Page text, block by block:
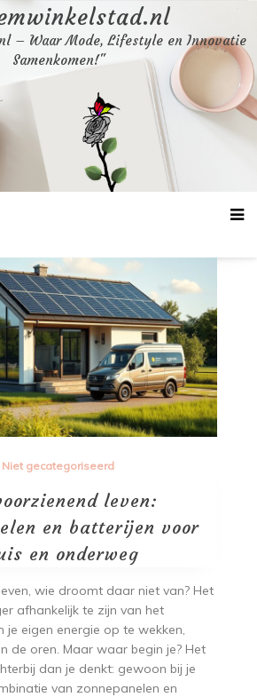
– Waar Mode, Lifestyle en Innovatie
Samenkomen!"
Niet gecategoriseerd
leven:
en batterijen voor
en onderweg
wie droomt daar niet van? Het
afhankelijk te zijn van het
je eigen energie op te wekken,
de oren. Maar waar begin je? Het
dan je denkt: gewoon bij je
van zonnepanelen en